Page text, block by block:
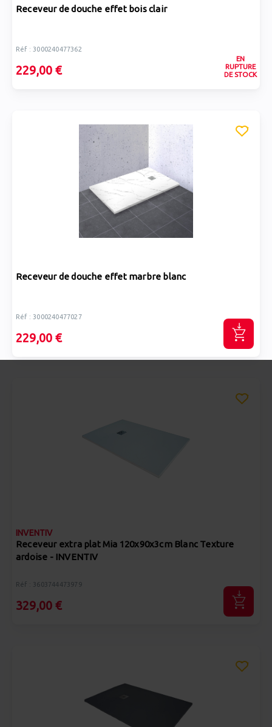
Receveur de douche effet bois clair
Réf : 3000240477362
229,00 €
EN
RUPTURE
DE STOCK
Receveur de douche effet marbre blanc
Réf : 3000240477027
229,00 €
INVENTIV
Receveur extra plat Mia 120x90x3cm Blanc Texture
ardoise - INVENTIV
Réf : 3603744473979
329,00 €